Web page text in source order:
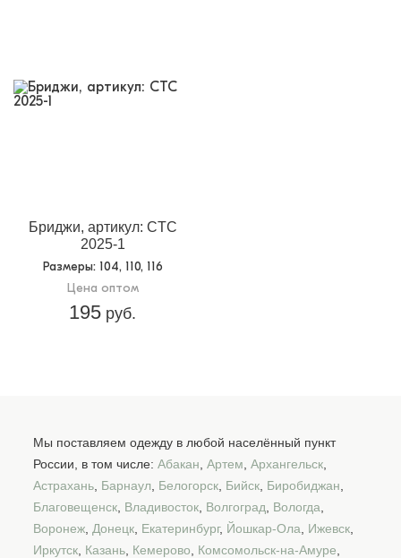
Бриджи, артикул: CTC
2025-1
Размеры: 104, 110, 116
Цена оптом
195 руб.
Мы поставляем одежду в любой населённый пункт
России, в том числе: Абакан Артем Архангельск
Астрахань Барнаул Белогорск Бийск Биробиджан
Благовещенск Владивосток Волгоград Вологда
Воронеж Донецк Екатеринбург, Йошкар-Ола Ижевск
Иркутск Казань Кемерово Комсомольск-на-Амуре